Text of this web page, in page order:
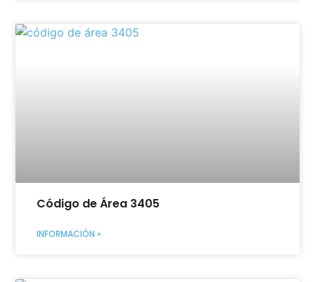
Código de Área 3405
INFORMACIÓN »